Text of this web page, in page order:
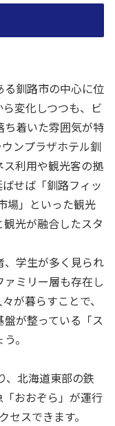
釧路市の中心に位
変化しつつも、ビ
着いた雰囲気が特
ンプラザホテル釧
利用や観光客の拠
せば「釧路フィッ
場」といった観光
光が融合したスタ
学生が多く見られ
ミリー層も存在し
が暮らすことで、
が整っている「ス
。
、北海道東部の鉄
おおぞら」が運行
セスできます。